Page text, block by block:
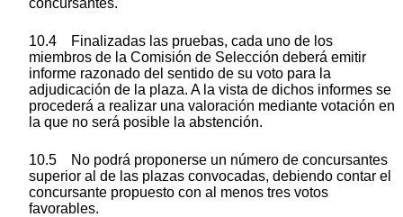
10.4 Finalizadas las pruebas, cada uno de los
miembros de la Comisión de Selección deberá emitir
informe razonado del sentido de su voto para la
adjudicación de la plaza. A la vista de dichos informes se
procederá a realizar una valoración mediante votación en
la que no será posible la abstención.
10.5 No podrá proponerse un número de concursantes
superior al de las plazas convocadas, debiendo contar el
concursante propuesto con al menos tres votos
favorables.